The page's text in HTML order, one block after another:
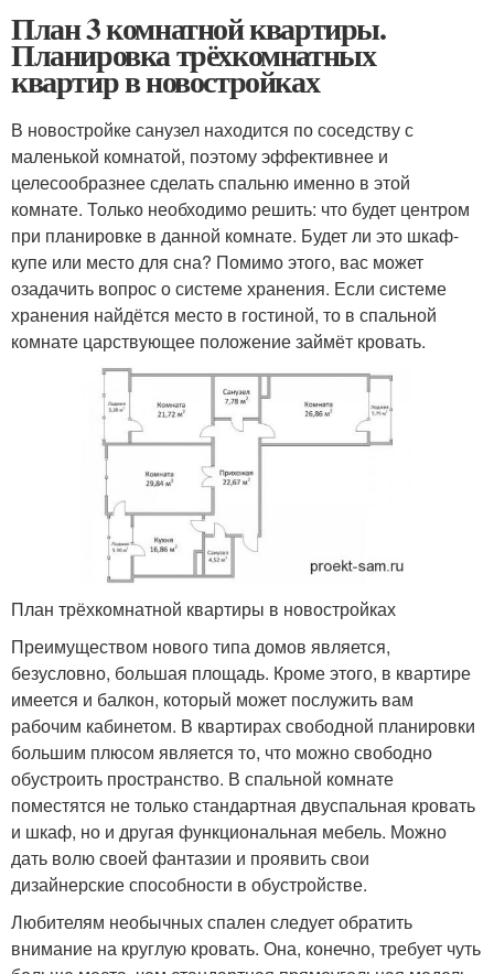
План 3 комнатной квартиры.
Планировка трёхкомнатных
квартир в новостройках
В новостройке санузел находится по соседству с
маленькой комнатой, поэтому эффективнее и
целесообразнее сделать спальню именно в этой
комнате. Только необходимо решить: что будет центром
при планировке в данной комнате. Будет ли это шкаф-
купе или место для сна? Помимо этого, вас может
озадачить вопрос о системе хранения. Если системе
хранения найдётся место в гостиной, то в спальной
комнате царствующее положение займёт кровать.
План трёхкомнатной квартиры в новостройках
Преимуществом нового типа домов является,
безусловно, большая площадь. Кроме этого, в квартире
имеется и балкон, который может послужить вам
рабочим кабинетом. В квартирах свободной планировки
большим плюсом является то, что можно свободно
обустроить пространство. В спальной комнате
поместятся не только стандартная двуспальная кровать
и шкаф, но и другая функциональная мебель. Можно
дать волю своей фантазии и проявить свои
дизайнерские способности в обустройстве.
Любителям необычных спален следует обратить
внимание на круглую кровать. Она, конечно, требует чуть